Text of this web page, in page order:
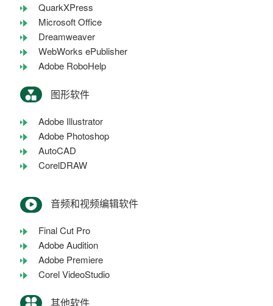
QuarkXPress
Microsoft Office
Dreamweaver
WebWorks ePublisher
Adobe RoboHelp
图形软件
Adobe Illustrator
Adobe Photoshop
AutoCAD
CorelDRAW
音频和视频编辑软件
Final Cut Pro
Adobe Audition
Adobe Premiere
Corel VideoStudio
其他软件